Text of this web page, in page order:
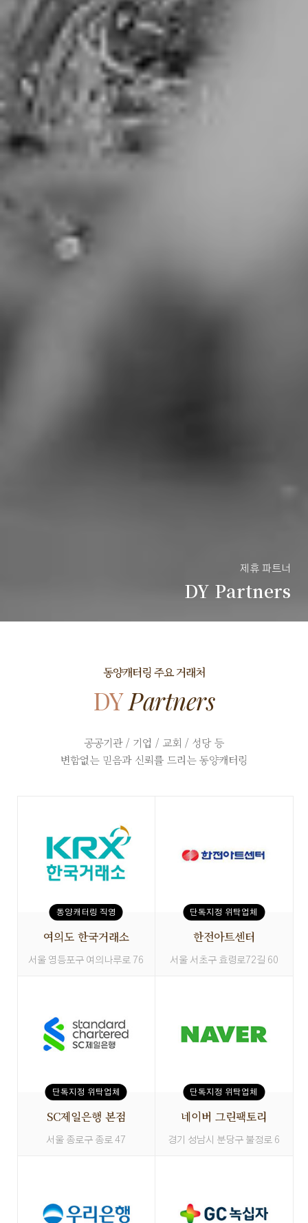
제휴 파트너
DY Partners
동양캐터링 주요 거래처
DYPartners
공공기관 / 기업 / 교회 / 성당 등
변함없는 믿음과 신뢰를 드리는 동양캐터링
동양캐터링 직영
여의도 한국거래소
서울 영등포구 여의나루로 76
단독지정 위탁업체
한전아트센터
서울 서초구 효령로72길 60
단독지정 위탁업체
SC제일은행 본점
서울 종로구 종로 47
단독지정 위탁업체
네이버 그린팩토리
경기 성남시 분당구 불정로 6